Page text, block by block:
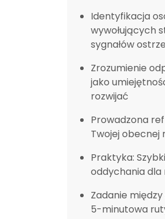
Identyfikacja
wywołujących
sygnałów
Zrozumienie
jako
rozwijać
Prowadzona
Twojej obecnej
Praktyka:
oddychania
Zadanie
5-minutowa